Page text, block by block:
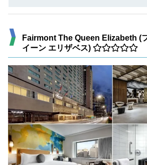
Fairmont The Queen Elizabeth (
イーン エリザベス)